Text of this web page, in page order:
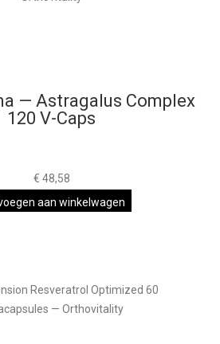
— Astragalus Complex
120 V-Caps
€ 48,58
aan winkelwagen